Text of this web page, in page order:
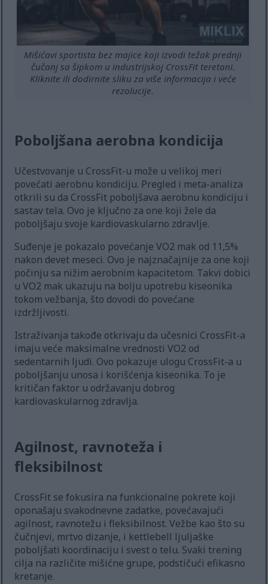
Mišićavi sportista bez majice koji izvodi težak prednji
čučanj sa šipkom u industrijskoj CrossFit teretani.
Kliknite ili dodirnite sliku za više informacija i veće
rezolucije.
Poboljšana aerobna kondicija
Učestvovanje u CrossFit-u može u velikoj meri
povećati aerobnu kondiciju. Pregled i meta-analiza
otkrili su da CrossFit poboljšava aerobnu kondiciju i
sastav tela. Ovo je ključno za one koji žele da
poboljšaju svoje kardiovaskularno zdravlje.
Suđenje je pokazalo povećanje VO2 mak od 11,5%
nakon devet meseci. Ovo je najznačajnije za one koji
počinju sa nižim aerobnim kapacitetom. Takvi dobici
u VO2 mak ukazuju na bolju upotrebu kiseonika
tokom vežbanja, što dovodi do povećane
izdržljivosti.
Istraživanja takođe otkrivaju da učesnici CrossFit-a
imaju veće maksimalne vrednosti VO2 od
sedentarnih ljudi. Ovo pokazuje ulogu CrossFit-a u
poboljšanju unosa i korišćenja kiseonika. To je
kritičan faktor u održavanju dobrog
kardiovaskularnog zdravlja.
Agilnost, ravnoteža i
fleksibilnost
CrossFit se fokusira na funkcionalne pokrete koji
oponašaju svakodnevne zadatke, povećavajući
agilnost, ravnotežu i fleksibilnost. Vežbe kao što su
čučnjevi, mrtvo dizanje, i kettlebell ljuljaške
poboljšati koordinaciju i svest o telu. Svaki trening
cilja na različite mišićne grupe, podstičući efikasno
kretanje.